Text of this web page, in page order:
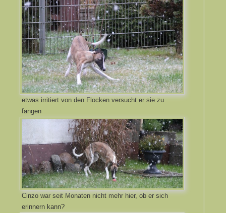
etwas irritiert von den Flocken versucht er sie zu
fangen
Cinzo war seit Monaten nicht mehr hier, ob er sich
erinnern kann?